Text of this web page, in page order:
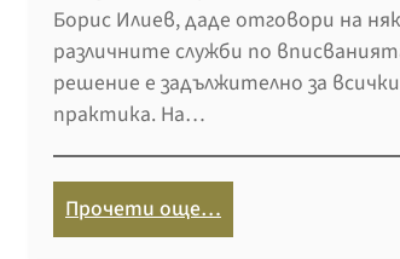
к
и
и
р
к
в
а
и
я
,
р
н
и
к
к
с
е
Борис Илиев, даде отговори на
различните служби по
решение е задължително за
практика. На…
Прочети още…
В